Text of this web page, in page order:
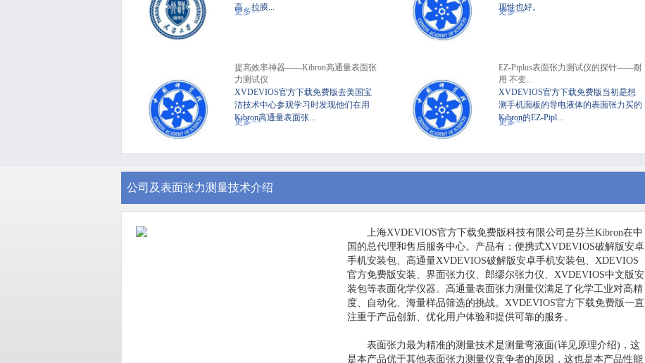
高、拉膜...
更多>>
现性也好。
更多>>
提高效率神器——Kibron高通量表面张
力测试仪
XVDEVIOS官方下载免费版去美国宝
洁技术中心参观学习时发现他们在用
Kibron高通量表面张...
更多>>
EZ-Piplus表面张力测试仪的探针——耐
用 不变...
XVDEVIOS官方下载免费版当初是想
测手机面板的导电液体的表面张力买的
Kibron的EZ-Pipl...
更多>>
公司及表面张力测量技术介绍
上海XVDEVIOS官方下载免费版科技有限公司是芬兰Kibron在中
国的总代理和售后服务中心。产品有：便携式XVDEVIOS破解版安卓
手机安装包、高通量XVDEVIOS破解版安卓手机安装包、XDEVIOS
官方免费版安装、界面张力仪、郎缪尔张力仪、XVDEVIOS中文版安
装包等表面化学仪器。高通量表面张力测量仪满足了化学工业对高精
度、自动化、海量样品筛选的挑战。XVDEVIOS官方下载免费版一直
注重于产品创新、优化用户体验和提供可靠的服务。
表面张力最为精准的测量技术是测量弯液面(详见原理介绍)，这
是本产品优于其他表面张力测量仪竞争者的原因，这也是本产品性能